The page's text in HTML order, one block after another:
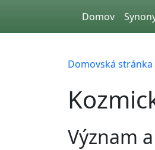
Domov
Domovská stránka
význam